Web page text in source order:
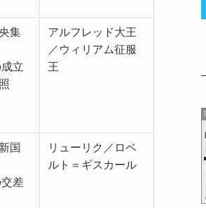
集
立
アルフレッド大王
／ウィリアム征服
王
国
差
リューリク／ロベ
ルト＝ギスカール